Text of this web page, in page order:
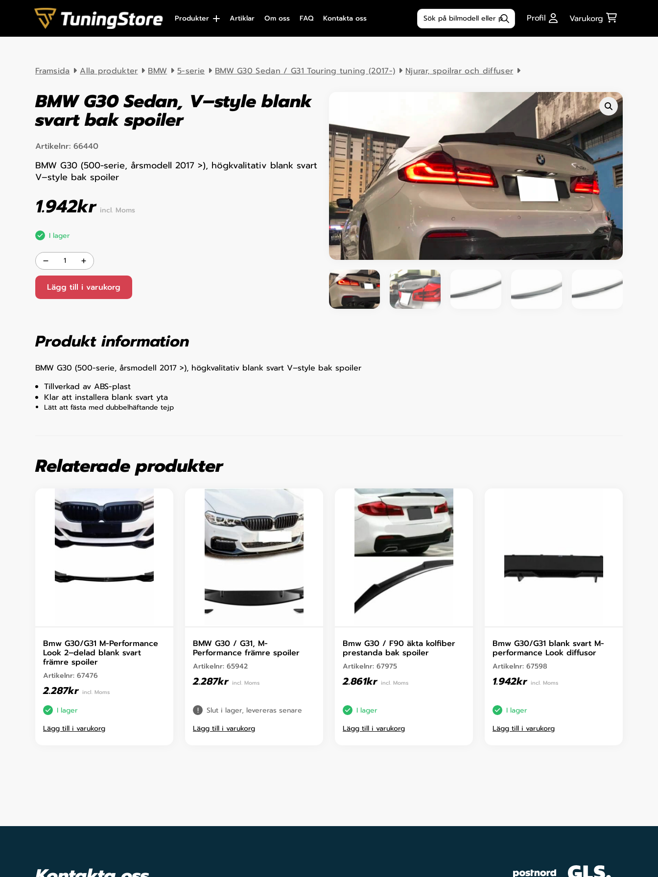
Skip to content
Produkter Artiklar Om oss FAQ Kontakta oss
Produktsökning
Profil Varukorg
Framsida Alla produkter BMW 5-serie BMW G30 Sedan / G31 Touring tuning (2017-) Njurar, spoilrar och diffuser
BMW G30 Sedan, V–style blank
svart bak spoiler
Artikelnr: 66440
BMW G30 (500-serie, årsmodell 2017 >), högkvalitativ blank svart
V–style bak spoiler
1.942kr incl. Moms
I lager
Lägg till i varukorg
Produkt information
BMW G30 (500-serie, årsmodell 2017 >), högkvalitativ blank svart V–style bak spoiler
Tillverkad av ABS-plast
Klar att installera blank svart yta
Lätt att fästa med dubbelhäftande tejp
Relaterade produkter
Bmw G30/G31 M-Performance
Look 2–delad blank svart
främre spoiler
Artikelnr: 67476
2.287kr incl. Moms
I lager
Lägg till i varukorg
BMW G30 / G31, M-
Performance främre spoiler
Artikelnr: 65942
2.287kr incl. Moms
Slut i lager, levereras senare
Lägg till i varukorg
Bmw G30 / F90 äkta kolfiber
prestanda bak spoiler
Artikelnr: 67975
2.861kr incl. Moms
I lager
Lägg till i varukorg
Bmw G30/G31 blank svart M-
performance Look diffusor
Artikelnr: 67598
1.942kr incl. Moms
I lager
Lägg till i varukorg